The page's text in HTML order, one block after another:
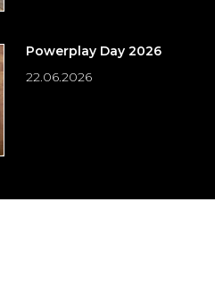
Powerplay Day 2026
22.06.2026